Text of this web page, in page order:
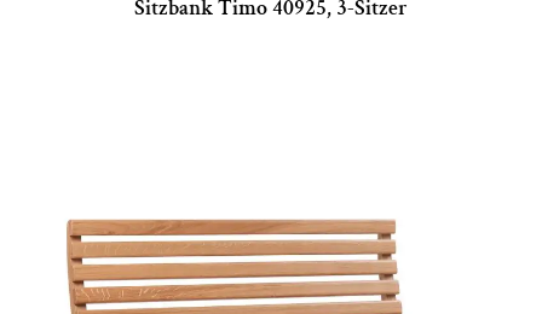
Sitzbank Timo 40925, 3-Sitzer